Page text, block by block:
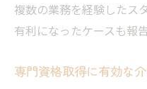
複数の業務を経験したス
有利になったケースも報
専門資格取得に有効な